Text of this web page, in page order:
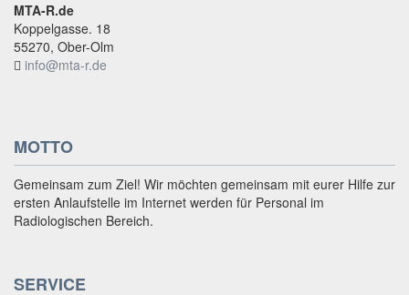
MTA-R.de
Koppelgasse. 18
55270, Ober-Olm
info@mta-r.de
MOTTO
Gemeinsam zum Ziel! Wir möchten gemeinsam mit eurer Hilfe zur
ersten Anlaufstelle im Internet werden für Personal im
Radiologischen Bereich.
SERVICE